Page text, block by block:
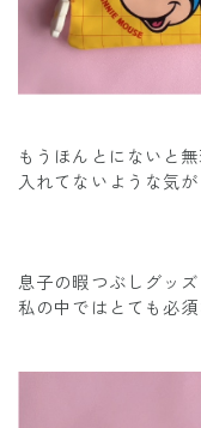
もうほんとにないと
入れてないような気
息子の暇つぶしグッ
私の中ではとても必須